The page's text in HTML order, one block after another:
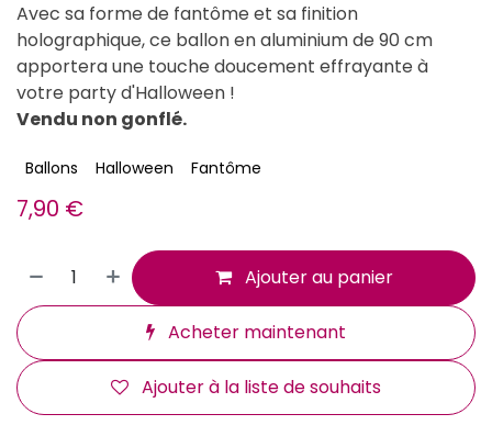
Avec sa forme de fantôme et sa finition
holographique, ce ballon en aluminium de 90 cm
apportera une touche doucement effrayante à
votre party d'Halloween !
Vendu non gonflé.
Ballons Halloween Fantôme
7,90 €
Ajouter au panier
Acheter maintenant
Ajouter à la liste de souhaits